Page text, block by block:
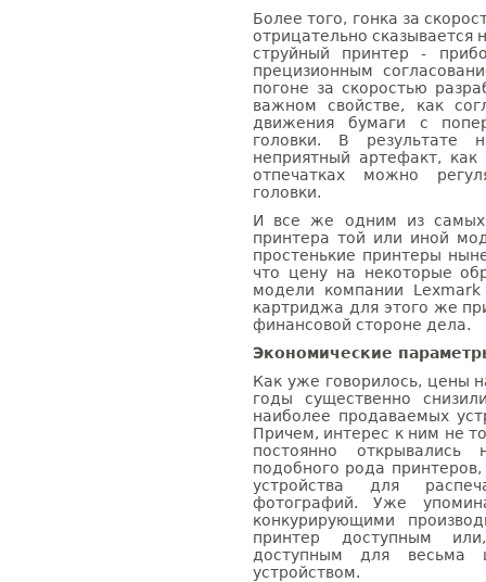
Более того, гонка за
отрицательно сказывается
струйный принтер -
прецизионным
погоне за скоростью
важном свойстве, как
движения бумаги с
головки. В результате
неприятный артефакт,
отпечатках можно
головки.
И все же одним из самых
принтера той или иной
простенькие принтеры
что цену на некоторые
модели компании
картриджа для этого же
финансовой стороне дела.
Экономические
Как уже говорилось, цены
годы существенно
наиболее продаваемых
Причем, интерес к ним не
постоянно
подобного рода
устройства для
фотографий. Уже
конкурирующими
принтер доступным
доступным для весьма
устройством.